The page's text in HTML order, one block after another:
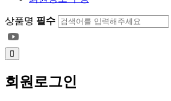
상품명 필수
회원로그인